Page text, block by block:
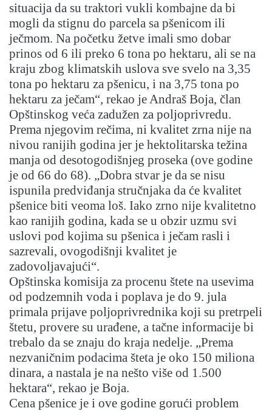
situacija da su traktori vukli kombajne da bi
mogli da stignu do parcela sa pšenicom ili
ječmom. Na početku žetve imali smo dobar
prinos od 6 ili preko 6 tona po hektaru, ali se na
kraju zbog klimatskih uslova sve svelo na 3,35
tona po hektaru za pšenicu, i na 3,75 tona po
hektaru za ječam“, rekao je Andraš Boja, član
Opštinskog veća zadužen za poljoprivredu.
Prema njegovim rečima, ni kvalitet zrna nije na
nivou ranijih godina jer je hektolitarska težina
manja od desotogodišnjeg proseka (ove godine
je od 66 do 68). „Dobra stvar je da se nisu
ispunila predviđanja stručnjaka da će kvalitet
pšenice biti veoma loš. Iako zrno nije kvalitetno
kao ranijih godina, kada se u obzir uzmu svi
uslovi pod kojima su pšenica i ječam rasli i
sazrevali, ovogodišnji kvalitet je
zadovoljavajući“.
Opštinska komisija za procenu štete na usevima
od podzemnih voda i poplava je do 9. jula
primala prijave poljoprivrednika koji su pretrpeli
štetu, provere su urađene, a tačne informacije bi
trebalo da se znaju do kraja nedelje. „Prema
nezvaničnim podacima šteta je oko 150 miliona
dinara, a nastala je na nešto više od 1.500
hektara“, rekao je Boja.
Cena pšenice je i ove godine gorući problem